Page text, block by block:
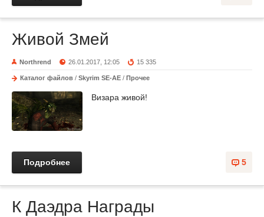
Живой Змей
Northrend 26.01.2017, 12:05 15 335
Каталог файлов / Skyrim SE-AE / Прочее
Визара живой!
5
Подробнее
К Даэдра Награды